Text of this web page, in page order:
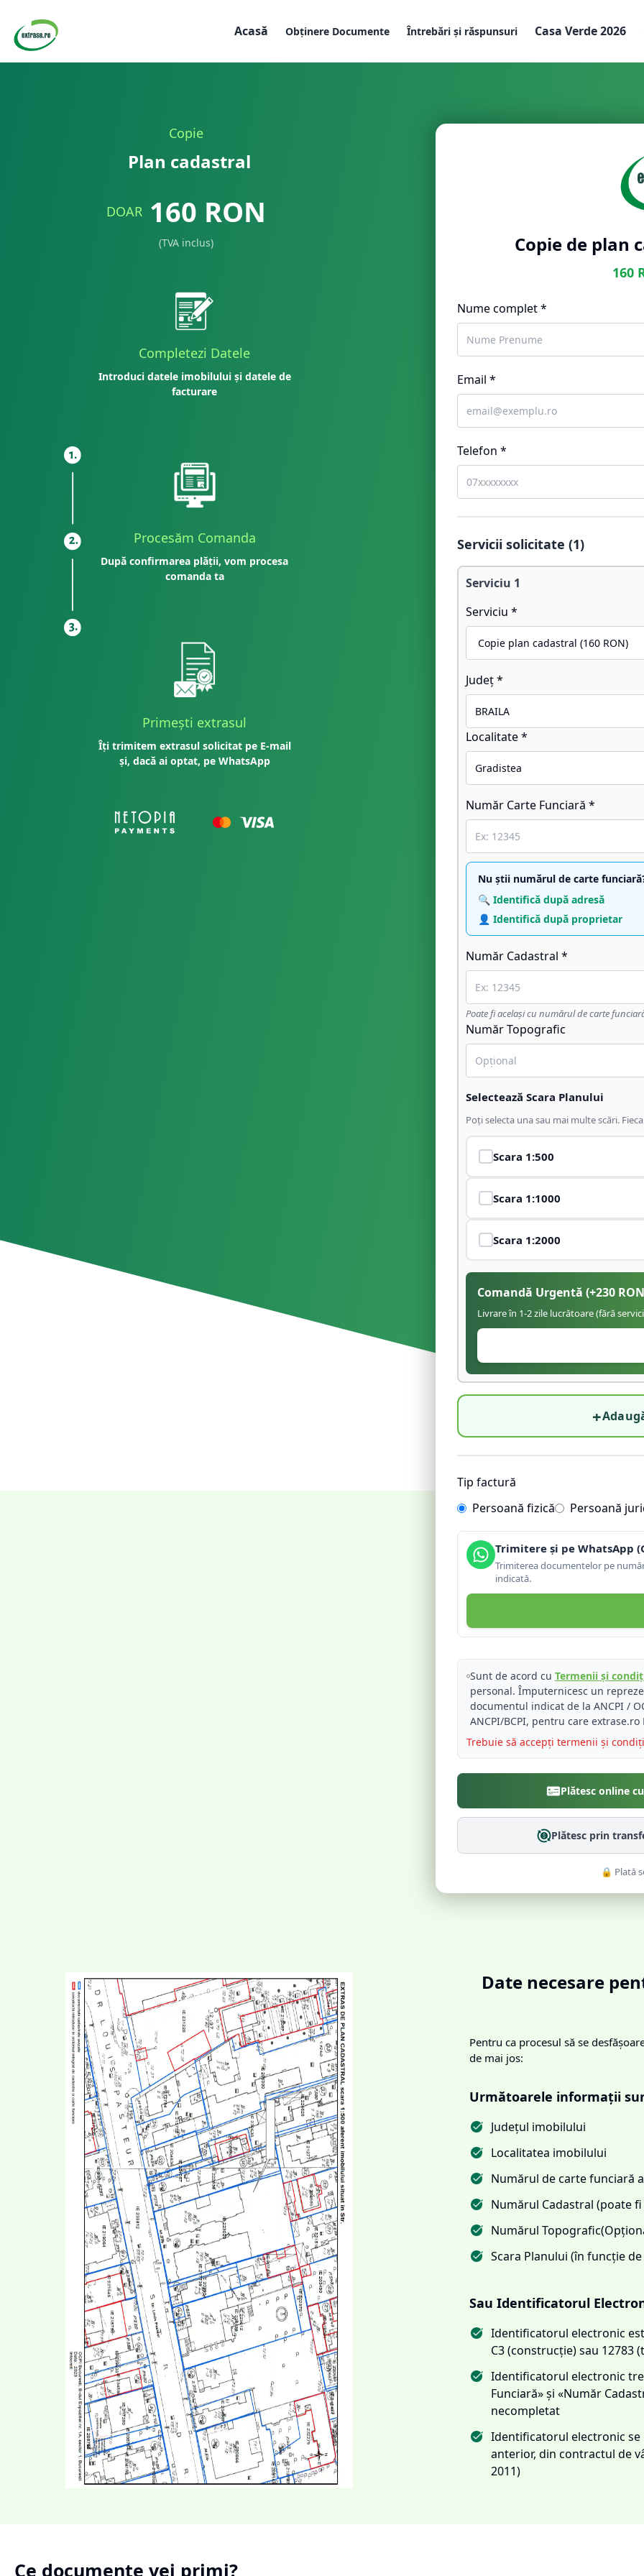
Acasă Obținere Documente Întrebări și răspunsuri Casa Verde 2026
Copie
Plan cadastral
DOAR 160 RON
(TVA inclus)
Completezi Datele
Introduci datele imobilului și datele de
facturare
Procesăm Comanda
După confirmarea plății, vom procesa
comanda ta
Primești extrasul
Îți trimitem extrasul solicitat pe E-mail
și, dacă ai optat, pe WhatsApp
Copie de plan
160
Nume complet *
Email *
Telefon *
Servicii solicitate (1)
Serviciu 1
Serviciu *
Județ *
Localitate *
Număr Carte Funciară *
Nu știi numărul de carte
🔍 Identifică după adresă
👤 Identifică după proprietar
Număr Cadastral *
Poate fi același cu numărul de carte
Număr Topografic
Selectează Scara Planului
Poți selecta una sau mai multe scări.
Scara 1:500
Scara 1:1000
Scara 1:2000
Comandă Urgentă (+230
Livrare în 1-2 zile lucrătoare (fără
+
Tip factură
Persoană fizică
Persoană
Trimitere și pe WhatsApp
Trimiterea documentelor pe
indicată.
Sunt de acord cu Termenii și
personal. Împuternicesc un
documentul indicat de la ANCPI /
ANCPI/BCPI, pentru care
Trebuie să accepți termenii și
Plătesc online
Plătesc prin
🔒 Plată
Date necesare
Pentru ca procesul să se
de mai jos:
Următoarele informații
Județul imobilului
Localitatea imobilului
Numărul de carte funciară
Numărul Cadastral (poate
Numărul
Scara Planului (în funcție
Sau Identificatorul
Identificatorul electronic
C3 (construcție) sau 12783
Identificatorul electronic
Funciară» și «Număr
necompletat
Identificatorul electronic
anterior, din contractul de
2011)
Ce documente vei primi?